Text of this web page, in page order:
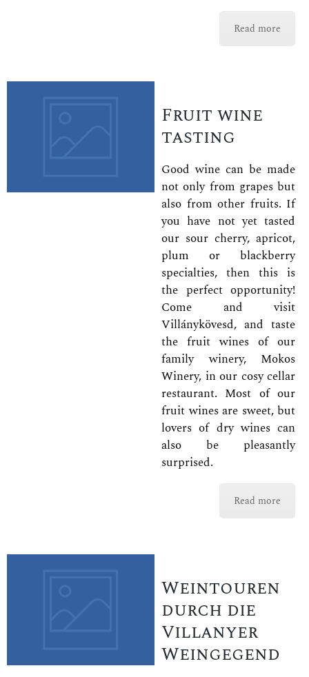
Read more
Fruit wine
tasting
Good wine can be made
not only from grapes but
also from other fruits. If
you have not yet tasted
our sour cherry, apricot,
plum or blackberry
specialties, then this is
the perfect opportunity!
Come and visit
Villánykövesd, and taste
the fruit wines of our
family winery, Mokos
Winery, in our cosy cellar
restaurant. Most of our
fruit wines are sweet, but
lovers of dry wines can
also be pleasantly
surprised.
Read more
Weintouren
durch die
Villanyer
Weingegend